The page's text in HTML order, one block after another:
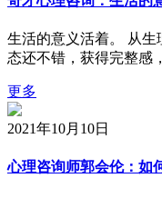
生活的意义活着。 从
态还不错，获得完整感
更多
2021年10月10日
心理咨询师郭会伦：如